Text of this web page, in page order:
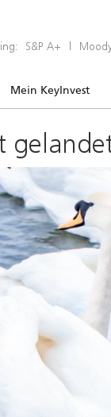
S&P A+ |
Mein KeyInvest